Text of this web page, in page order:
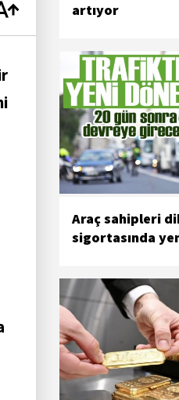
artıyor
Araç sahipleri
sigortasında